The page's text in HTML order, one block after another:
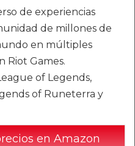
de experiencias
de millones de
en múltiples
Riot Games.
of Legends,
of Runeterra y
en Amazon